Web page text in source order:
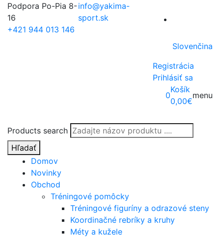
Podpora Po-Pia 8-
16
+421 944 013 146
info@yakima-
sport.sk
Slovenčina
Registrácia
Prihlásiť sa
Products search
Hľadať
0
Košík
0,00€
menu
Domov
Novinky
Obchod
Tréningové pomôcky
Tréningové figuríny a odrazové steny
Koordinačné rebríky a kruhy
Méty a kužele